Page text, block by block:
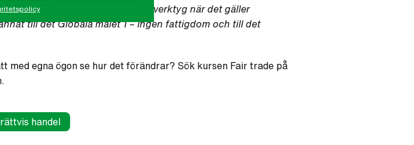
unga, och fair trade är ett bra verktyg när det gäller
till det Globala målet 1 – Ingen fattigdom och till det
egna ögon se hur det förändrar? Sök kursen Fair trade på
rättvis handel